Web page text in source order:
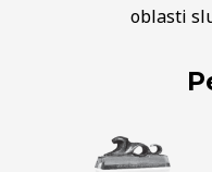
oblasti